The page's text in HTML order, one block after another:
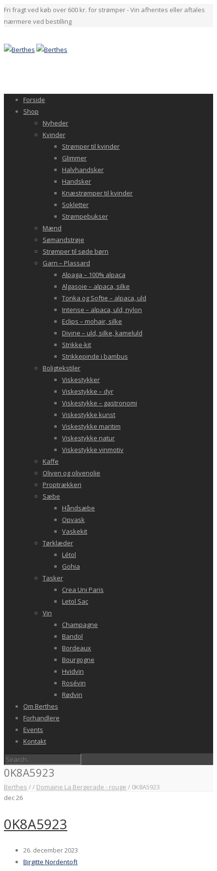
Fri fragt ved køb over 600 kr. for strømper - Vin afhentes eller aftales
nærmere ved bestilling
Forside
Shop
Nyheder
Kvinder
Strømper til kvinder
Glimmer
Halvhandsker
Handsker
Knæstrømper til kvinder
Sokletter
Strømpebukser
Mænd
Sømandstrøje
Strømper til søde børn
Garn – Plassard
Alpaga – 100% alpaca
Algasoie – alpaca, silke
Tonka og Softie – alpaca, uld
Intense – alpaca, uld, nylon
Eclips – mohair, silke
Divine – uld, silke, kameluld
Strikke-kit
Strikkepinde i bambus
Boligtekstiler
Viskestykker
Viskestykke – dyr
Viskestykke – gastronomi
Viskestykke kunst
Viskestykke maritim
Viskestykke natur
Viskestykke vinmotiv
Kaffe
Oliven og olivenolie
Proptrækkeri
Sæbe
Håndsæbe
Opvask
Vaskekit
Tørklæder
Létol
Gohia
Tasker
Crea Uni Paris
Letol Sac
Vin
Champagne
Bandol
Bordeaux
Bourgogne
Hvidvin
Rosévin
Rødvin
Om Berthes
Forhandlere
Events
Kontakt
0K8A5923
Berthes // Domaine La Bergerade - rouge / 0K8A5923
dec26
0K8A5923
26. december 2023
Birgitte Nordentoft